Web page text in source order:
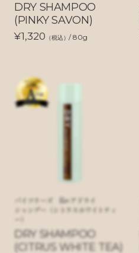
DRY SHAMPOO
(PINKY SAVON)
¥1,320 （税込）/ 80g
バイツリーズ Rエアドライ
シャンプー（シトラスホワイトティ
ー）
DRY SHAMPOO
(CITRUS WHITE TEA)